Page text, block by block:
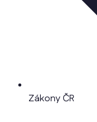
Zákony ČR